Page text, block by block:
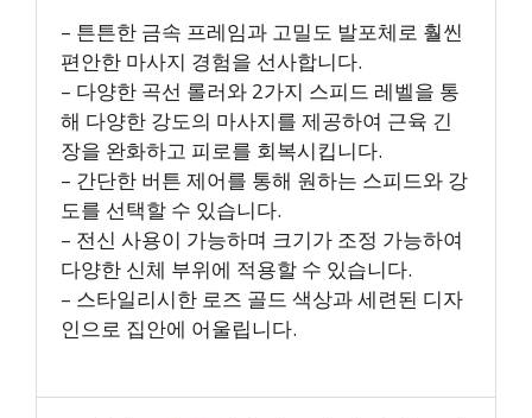
– 튼튼한 금속 프레임과 고밀도 발포체로 훨씬
편안한 마사지 경험을 선사합니다.
– 다양한 곡선 롤러와 2가지 스피드 레벨을 통
해 다양한 강도의 마사지를 제공하여 근육 긴
장을 완화하고 피로를 회복시킵니다.
– 간단한 버튼 제어를 통해 원하는 스피드와 강
도를 선택할 수 있습니다.
– 전신 사용이 가능하며 크기가 조정 가능하여
다양한 신체 부위에 적용할 수 있습니다.
– 스타일리시한 로즈 골드 색상과 세련된 디자
인으로 집안에 어울립니다.